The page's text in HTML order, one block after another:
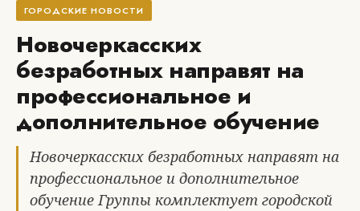
ГОРОДСКИЕ НОВОСТИ
Новочеркасских
безработных направят на
профессиональное и
дополнительное обучение
Новочеркасских безработных направят на
профессиональное и дополнительное
обучение Группы комплектует городской